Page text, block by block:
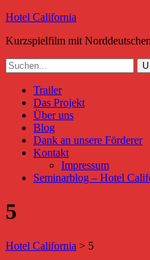
Hotel California
Kurzspielfilm mit
Trailer
Das Projekt
Über uns
Blog
Dank an unsere Förderer
Kontakt
Impressum
Seminarblog – Hotel
5
Hotel California > 5